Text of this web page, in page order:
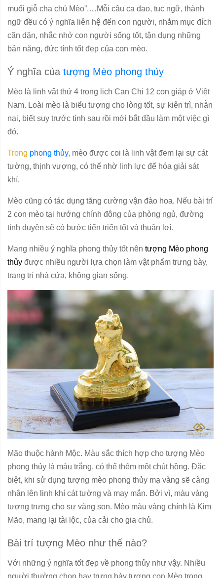
muối giỗ cha chú Mèo”,…Mỗi câu ca dao, tục ngữ, thành
ngữ đều có ý nghĩa liên hệ đến con người, nhằm mục đích
căn dặn, nhắc nhở con người sống tốt, tận dụng những
bản năng, đức tính tốt đẹp của con mèo.
Ý nghĩa của tượng Mèo phong thủy
Mèo là linh vật thứ 4 trong lịch Can Chi 12 con giáp ở Việt
Nam. Loài mèo là biểu tượng cho lòng tốt, sự kiên trì, nhẫn
nại, biết suy trước tính sau rồi mới bắt đầu làm một việc gì
đó.
Trong phong thủy, mèo được coi là linh vật đem lại sự cát
tường, thịnh vượng, có thể nhờ linh lực để hóa giải sát
khí.
Mèo cũng có tác dụng tăng cường vận đào hoa. Nếu bài trí
2 con mèo tại hướng chính đông của phòng ngủ, đường
tình duyên sẽ có bước tiến triển tốt và thuận lợi.
Mang nhiều ý nghĩa phong thủy tốt nên tượng Mèo phong
thủy được nhiều người lựa chọn làm vật phẩm trưng bày,
trang trí nhà cửa, không gian sống.
Mão thuộc hành Mộc. Màu sắc thích hợp cho tượng Mèo
phong thủy là màu trắng, có thể thêm một chút hồng. Đặc
biệt, khi sử dụng tượng mèo phong thủy mạ vàng sẽ càng
nhân lên linh khí cát tường và may mắn. Bởi vì, màu vàng
tượng trưng cho sự vàng son. Mèo màu vàng chính là Kim
Mão, mang lại tài lộc, của cải cho gia chủ.
Bài trí tượng Mèo như thế nào?
Với những ý nghĩa tốt đẹp về phong thủy như vậy. Nhiều